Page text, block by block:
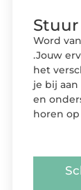
Word
.Jouw
het
je bij
en
horen